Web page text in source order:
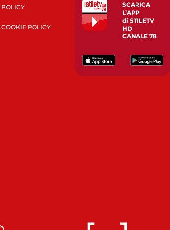
POLICY
COOKIE POLICY
SCARICA
L’APP
di STILETV
HD
CANALE 78